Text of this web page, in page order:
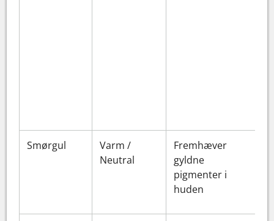
Smørgul
Varm /
Neutral
Fremhæver
gyldne
pigmenter i
huden